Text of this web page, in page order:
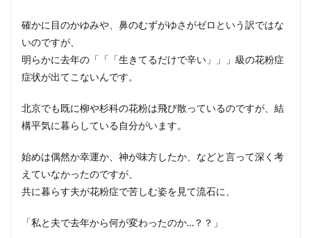
確かに目のかゆみや、鼻のむずがゆさがゼロという訳ではな
いのですが、
明らかに去年の「「「生きてるだけで辛い」」」級の花粉症
症状が出てこないんです。
北京でも既に柳や杉科の花粉は飛び散っているのですが、結
構平気に暮らしている自分がいます。
始めは偶然か幸運か、神が味方したか、などと言って深く考
えていなかったのですが、
共に暮らす夫が花粉症で苦しむ姿を見て流石に、
「私と夫で去年から何が変わったのか…？？」